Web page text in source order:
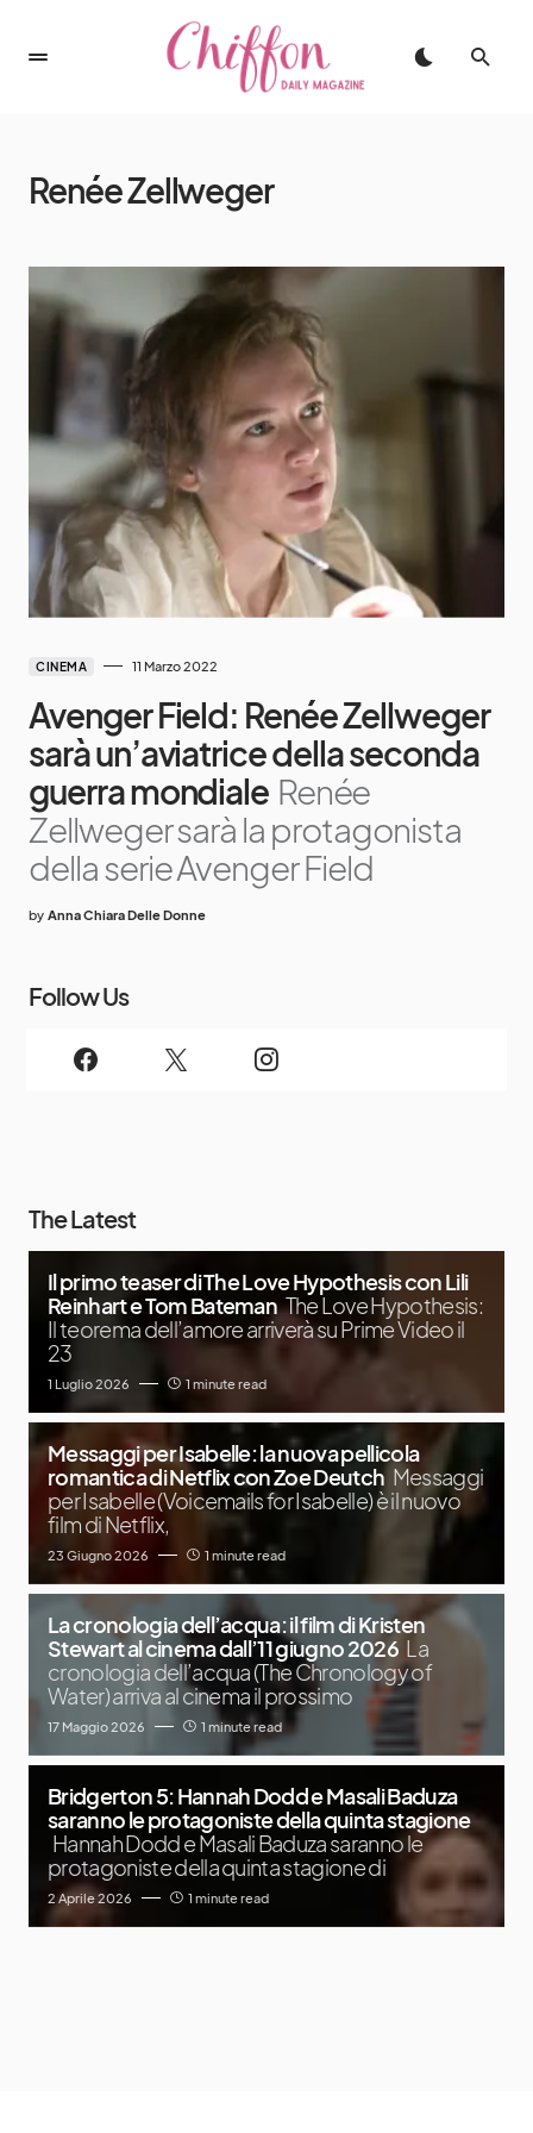
Renée Zellweger
CINEMA 11 Marzo 2022
Avenger Field: Renée Zellweger
sarà un’aviatrice della seconda
guerra mondiale Renée
Zellweger sarà la protagonista
della serie Avenger Field
by Anna Chiara Delle Donne
Follow Us
The Latest
Il primo teaser di The Love Hypothesis con Lili
Reinhart e Tom Bateman The Love Hypothesis:
Il teorema dell’amore arriverà su Prime Video il
23
1 Luglio 2026 1 minute read
Messaggi per Isabelle: la nuova pellicola
romantica di Netflix con Zoe Deutch Messaggi
per Isabelle (Voicemails for Isabelle) è il nuovo
film di Netflix,
23 Giugno 2026 1 minute read
La cronologia dell’acqua: il film di Kristen
Stewart al cinema dall’11 giugno 2026 La
cronologia dell’acqua (The Chronology of
Water) arriva al cinema il prossimo
17 Maggio 2026 1 minute read
Bridgerton 5: Hannah Dodd e Masali Baduza
saranno le protagoniste della quinta stagione
Hannah Dodd e Masali Baduza saranno le
protagoniste della quinta stagione di
2 Aprile 2026 1 minute read